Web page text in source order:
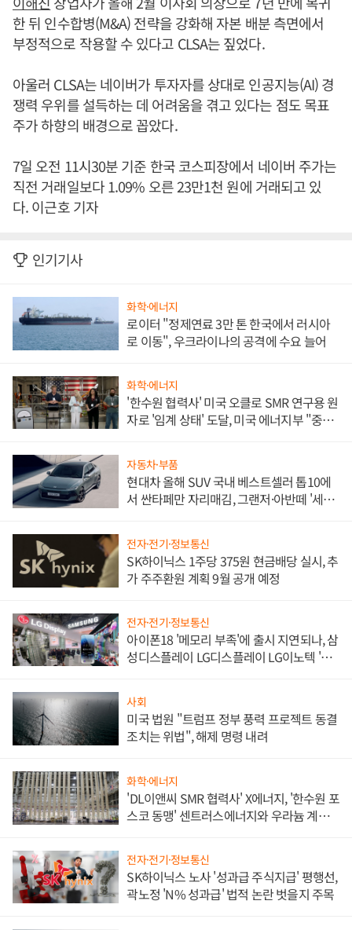
한 뒤 인수합병(M&A) 전략을 강화해 자본 배분 측면에서
부정적으로 작용할 수 있다고 CLSA는 짚었다.
아울러 CLSA는 네이버가 투자자를 상대로 인공지능(AI) 경
쟁력 우위를 설득하는 데 어려움을 겪고 있다는 점도 목표
주가 하향의 배경으로 꼽았다.
7일 오전 11시30분 기준 한국 코스피장에서 네이버 주가는
직전 거래일보다 1.09% 오른 23만1천 원에 거래되고 있
다. 이근호 기자
인기기사
화학·에너지
로이터 "정제연료 3만 톤 한국에서 러시아
로 이동", 우크라이나의 공격에 수요 늘어
화학·에너지
'한수원 협력사' 미국 오클로 SMR 연구용 원
자로 '임계 상태' 도달, 미국 에너지부 "중요
자동차·부품
현대차 올해 SUV 국내 베스트셀러 톱10에
서 싼타페만 자리매김, 그랜저·아반떼 '세단
전자·전기·정보통신
SK하이닉스 1주당 375원 현금배당 실시, 추
가 주주환원 계획 9월 공개 예정
전자·전기·정보통신
아이폰18 '메모리 부족'에 출시 지연되나, 삼
성디스플레이 LG디스플레이 LG이노텍 '탈
사회
미국 법원 "트럼프 정부 풍력 프로젝트 동결
조치는 위법", 해제 명령 내려
화학·에너지
'DL이앤씨 SMR 협력사' X에너지, '한수원 포
스코 동맹' 센트러스에너지와 우라늄 계약
전자·전기·정보통신
SK하이닉스 노사 '성과급 주식지급' 평행선,
곽노정 'N% 성과급' 법적 논란 벗을지 주목